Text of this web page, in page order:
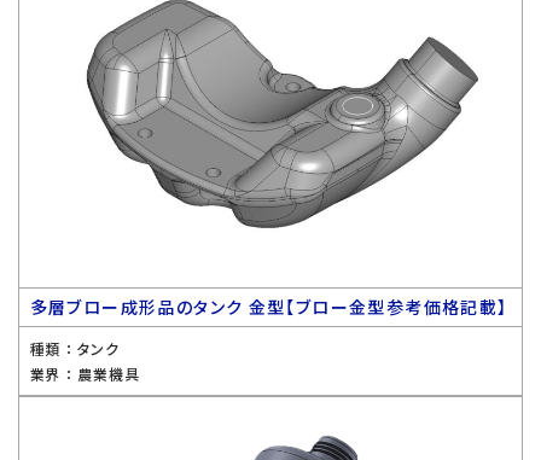
多層ブロー成形品のタンク 金型【ブロー金型参考価格記載】
種類 ： タンク
業界 ： 農業機具